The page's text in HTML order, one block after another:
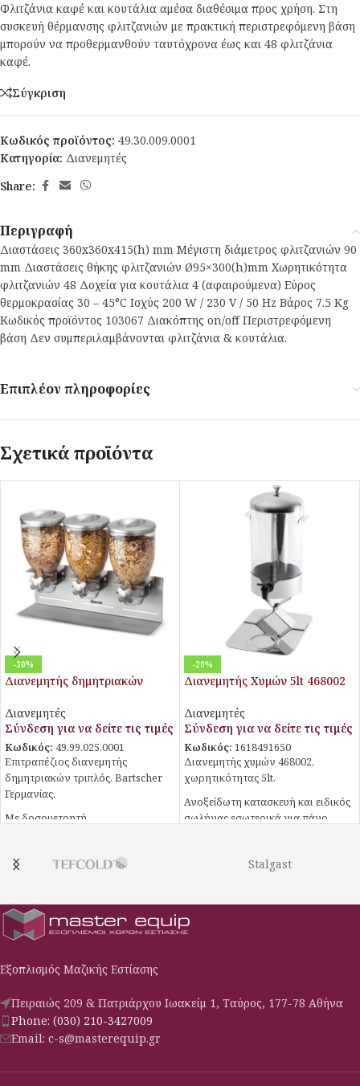
Φλιτζάνια καφέ και κουτάλια αμέσα διαθέσιμα προς χρήση. Στη
συσκευή θέρμανσης φλιτζανιών με πρακτική περιστρεφόμενη βάση
μπορούν να προθερμανθούν ταυτόχρονα έως και 48 φλιτζάνια
καφέ.
Σύγκριση
Κωδικός προϊόντος: 49.30.009.0001
Κατηγορία: Διανεμητές
Share:
Περιγραφή
Διαστάσεις 360x360x415(h) mm Μέγιστη διάμετρος φλιτζανιών 90
mm Διαστάσεις θήκης φλιτζανιών Ø95×300(h)mm Χωρητικότητα
φλιτζανιών 48 Δοχεία για κουτάλια 4 (αφαιρούμενα) Εύρος
θερμοκρασίας 30 – 45°C Ισχύς 200 W / 230 V / 50 Hz Βάρος 7.5 Kg
Κωδικός προϊόντος 103067 Διακόπτης on/off Περιστρεφόμενη
βάση Δεν συμπεριλαμβάνονται φλιτζάνια & κουτάλια.
Επιπλέον πληροφορίες
Σχετικά προϊόντα
-30%
Διανεμητής δημητριακών
Διανεμητές
Σύνδεση για να δείτε τις τιμές
Κωδικός: 49.99.025.0001
Επιτραπέζιος διανεμητής
δημητριακών τριπλός, Bartscher
Γερμανίας.
Με δοσομετρητή
Κατάλληλο για επιτοίχια
δημητριακά ,κορν φλέικς , μούσλι
,ξηρούς καρπούς
μηχανισμός στερέωσης.
-20%
Διανεμητής Χυμών 5lt 468002
Διανεμητές
Σύνδεση για να δείτε τις τιμές
Κωδικός: 1618491650
Διανεμητής χυμών 468002,
χωρητικότητας 5lt.
Ανοξείδωτη κατασκευή και ειδικός
σωλήνας εσωτερικά για πάγο.
Stalgast
Εξοπλισμός Μαζικής Εστίασης
Πειραιώς 209 & Πατριάρχου Ιωακείμ 1, Ταύρος, 177-78 Αθήνα
Phone: (030) 210-3427009
Email: c-s@masterequip.gr